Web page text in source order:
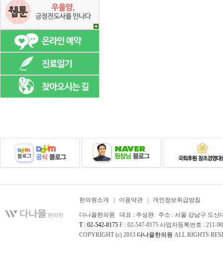
한의원소개 이용약관 개인정보취급방침
다나을한의원 대표 : 주성완 주소 : 서울 강남구 도산
T : 02-542-8175 F : 02-547-8175 사업자등록번호 : 211-
COPYRIGHT (c) 2013 다나을한의원 ALL RIGHTS